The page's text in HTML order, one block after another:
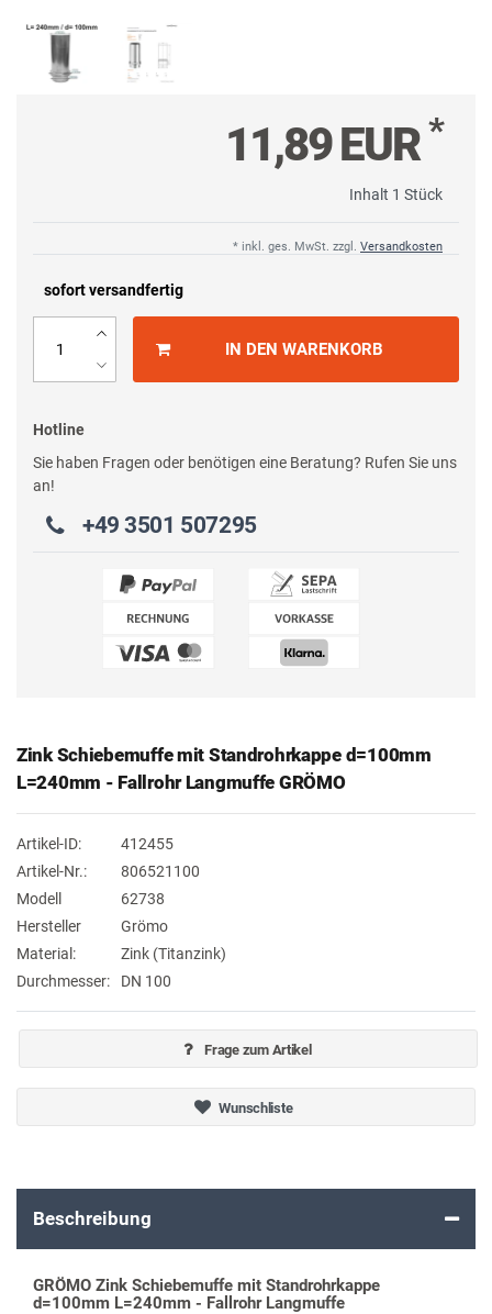
11,89 EUR*
Inhalt 1 Stück
* inkl. ges. MwSt. zzgl. Versandkosten
sofort versandfertig
IN DEN WARENKORB
Hotline
Sie haben Fragen oder benötigen eine Beratung? Rufen Sie uns
an!
+49 3501 507295
Zink Schiebemuffe mit Standrohrkappe d=100mm
L=240mm - Fallrohr Langmuffe GRÖMO
Artikel-ID:
412455
Artikel-Nr.:
806521100
Modell
62738
Hersteller
Grömo
Material:
Zink (Titanzink)
Durchmesser:
DN 100
Frage zum Artikel
Wunschliste
Beschreibung
GRÖMO Zink Schiebemuffe mit Standrohrkappe
d=100mm L=240mm - Fallrohr Langmuffe